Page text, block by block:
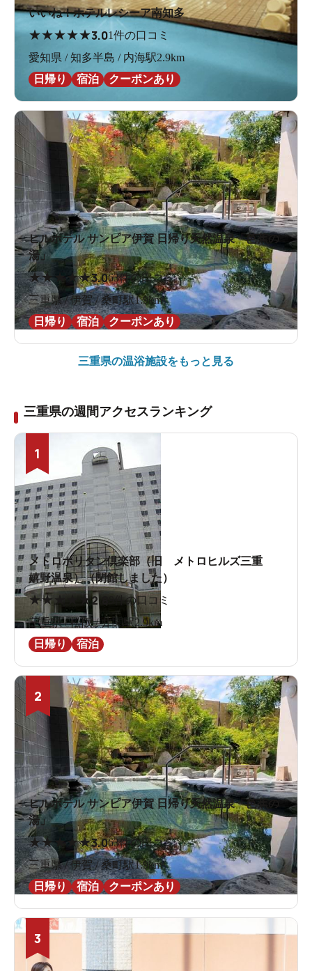
いいね！ホテルレシーア南知多
★★★★★3.01件の口コミ
愛知県 / 知多半島 / 内海駅2.9km
日帰り
宿泊 クーポンあり
ヒルホテル サンピア伊賀 日帰り天然温泉「芭蕉の
湯」
★★★ ★★3.063件の口コミ
三重県 / 伊賀 / 桑町駅1.9km
日帰り
宿泊 クーポンあり
三重県の温浴施設をもっと見る
三重県の週間アクセスランキング
1
メトロポリタン倶楽部（旧 メトロヒルズ三重
嬉野温泉）（閉館しました）
★★ ★★★2.8
9件の口コミ
三重県 / 松阪 / 井関駅2.9km
日帰り
宿泊
2
ヒルホテル サンピア伊賀 日帰り天然温泉「芭蕉の
湯」
★★★ ★★3.063件の口コミ
三重県 / 伊賀 / 桑町駅1.9km
日帰り
宿泊 クーポンあり
3